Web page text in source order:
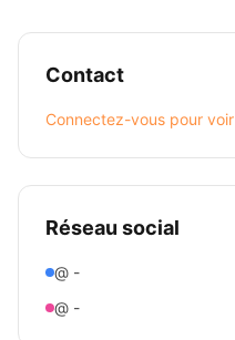
Contact
Connectez-vous pour voir
Réseau social
@ -
@ -